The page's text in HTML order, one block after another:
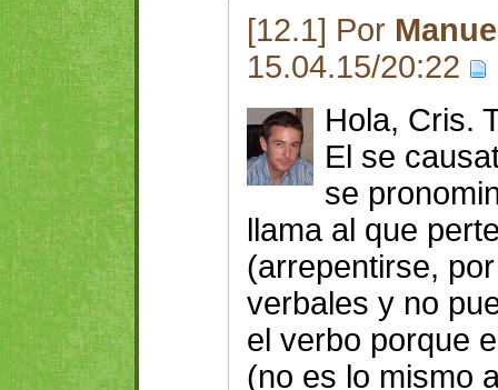
[12.1] Por
15.04.15/20:22
Hola, Cris.
El se
se
llama al que
(arrepentirse,
verbales y no
el verbo porque
(no es lo mismo